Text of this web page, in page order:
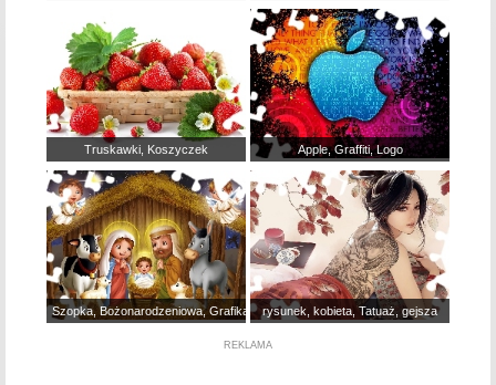
Truskawki, Koszyczek Apple, Graffiti, Logo
Szopka, Bożonarodzeniowa, Grafika rysunek, kobieta, Tatuaż, gejsza
REKLAMA